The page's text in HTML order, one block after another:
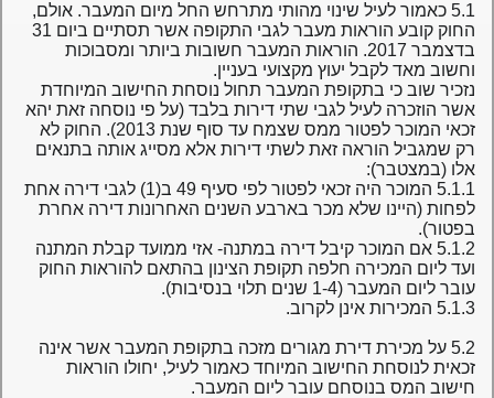
5.1 כאמור לעיל שינוי מהותי מתרחש החל מיום המעבר. אולם,
החוק קובע הוראות מעבר לגבי התקופה אשר תסתיים ביום 31
בדצמבר 2017. הוראות המעבר חשובות ביותר ומסבוכות
וחשוב מאד לקבל יעוץ מקצועי בעניין.
נזכיר שוב כי בתקופת המעבר תחול נוסחת החישוב המיוחדת
אשר הוזכרה לעיל לגבי שתי דירות בלבד (על פי נוסחה זאת יהא
זכאי המוכר לפטור ממס שצמח עד סוף שנת 2013). החוק לא
רק שמגביל הוראה זאת לשתי דירות אלא מסייג אותה בתנאים
אלו (במצטבר):
5.1.1 המוכר היה זכאי לפטור לפי סעיף 49 ב(1) לגבי דירה אחת
לפחות (היינו שלא מכר בארבע השנים האחרונות דירה אחרת
בפטור).
5.1.2 אם המוכר קיבל דירה במתנה- אזי ממועד קבלת המתנה
ועד ליום המכירה חלפה תקופת הצינון בהתאם להוראות החוק
עובר ליום המעבר (1-4 שנים תלוי בנסיבות).
5.1.3 המכירות אינן לקרוב.
5.2 על מכירת דירת מגורים מזכה בתקופת המעבר אשר אינה
זכאית לנוסחת החישוב המיוחד כאמור לעיל, יחולו הוראות
חישוב המס בנוסחם עובר ליום המעבר.